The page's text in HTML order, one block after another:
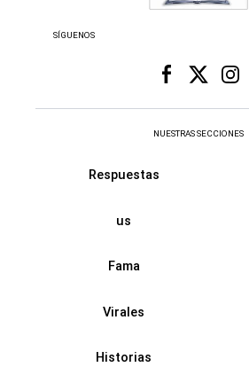
SÍGUENOS
NUESTRAS SECCIONES
Respuestas
us
Fama
Virales
Historias